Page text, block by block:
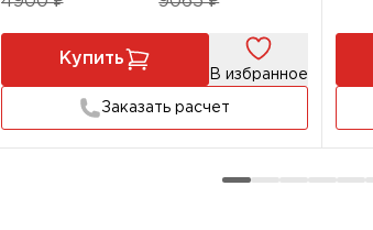
Купить
В избранное
Заказать расчет